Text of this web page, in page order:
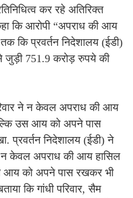
कर रहे अतिरिक्त
कि आरोपी “अपराध की आय
प्रवर्तन निदेशालय (ईडी)
जुड़ी 751.9 करोड़ रुपये की
ने न केवल अपराध की आय
उस आय को अपने पास
प्रवर्तन निदेशालय (ईडी) ने
न केवल अपराध की आय हासिल
आय को अपने पास रखकर भी
कि गांधी परिवार, सैम